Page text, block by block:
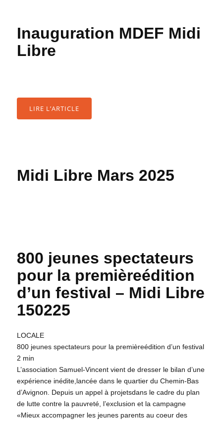
Inauguration MDEF Midi
Libre
LIRE L’ARTICLE
Midi Libre Mars 2025
800 jeunes spectateurs
pour la premièreédition
d’un festival – Midi Libre
150225
LOCALE
800 jeunes spectateurs pour la premièreédition d’un festival
2 min
L’association Samuel-Vincent vient de dresser le bilan d’une
expérience inédite,lancée dans le quartier du Chemin-Bas
d’Avignon. Depuis un appel à projetsdans le cadre du plan
de lutte contre la pauvreté, l’exclusion et la campagne
«Mieux accompagner les jeunes parents au coeur des